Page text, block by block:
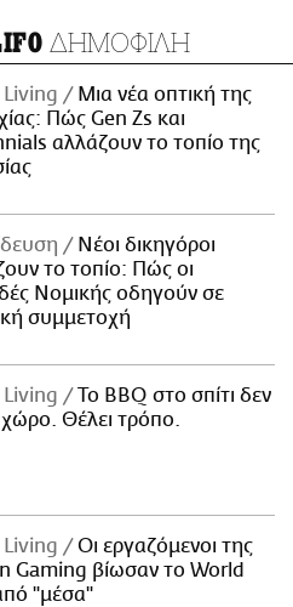
ΔΗΜΟΦΙΛΗ
Living
Μια νέα οπτική της
Πώς Gen Zs και
αλλάζουν το τοπίο της
Νέοι δικηγόροι
το τοπίο: Πώς οι
Νομικής οδηγούν σε
συμμετοχή
Living
Το BBQ στο σπίτι δεν
χώρο. Θέλει τρόπο.
Living
Οι εργαζόμενοι της
Gaming βίωσαν το World
"μέσα"